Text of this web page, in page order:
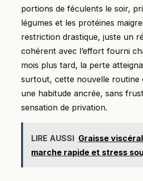
portions de féculents le soir,
légumes et les protéines
restriction drastique, juste un
cohérent avec l’effort fourni
mois plus tard, la perte
surtout, cette nouvelle routine
une habitude ancrée, sans
sensation de privation.
LIRE AUSSI Graisse
marche rapide et stress